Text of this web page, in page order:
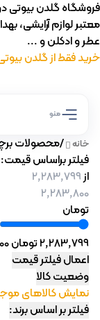
فروشگاه گلدن بیوتی
معتبر لوازم آرایشی،
عطر و ادکلن و ...
خرید فقط از گلدن
منو
خانه /محصولات برچسب
فیلتر براساس قیمت:
از
تومان
2,283,799 تومان
اعمال فیلتر قیمت
وضعیت کالا
نمایش کالاهای
فیلتر بر اساس برند: